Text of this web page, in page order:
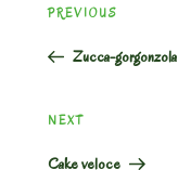
navigation
Previous
PREVIOUS
Zucca-gorgonzola
Next
NEXT
Cake veloce